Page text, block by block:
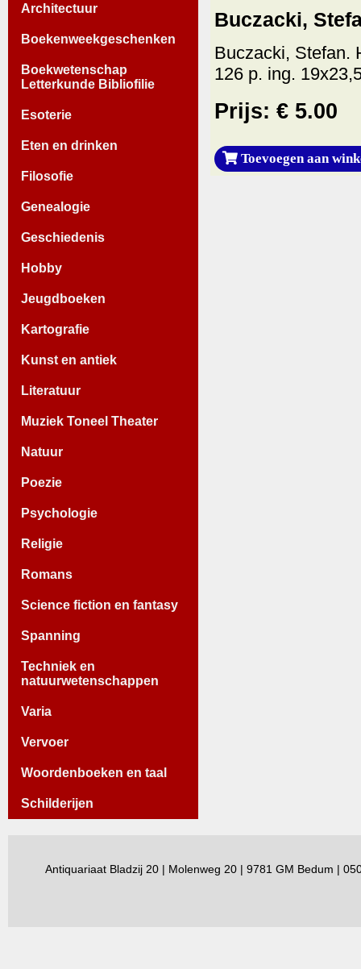
Architectuur
Boekenweekgeschenken
Boekwetenschap
Letterkunde Bibliofilie
Esoterie
Eten en drinken
Filosofie
Genealogie
Geschiedenis
Hobby
Jeugdboeken
Kartografie
Kunst en antiek
Literatuur
Muziek Toneel Theater
Natuur
Poezie
Psychologie
Religie
Romans
Science fiction en fantasy
Spanning
Techniek en
natuurwetenschappen
Varia
Vervoer
Woordenboeken en taal
Schilderijen
Buczacki,
Buczacki, Stefan.
126 p. ing.
Prijs: € 5.00
Toevoegen aan
Antiquariaat Bladzij 20 | Molenweg 20 | 9781 GM Bedum |